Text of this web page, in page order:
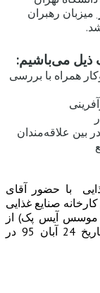
میزبان رهبران
ذيل می‌باشیم:
همراه با بررسی
بین علاقه‌مندان
با حضور آقای
صنایع غذایی
موسس آیس پک) از
سوی کانون دانش آموختگان کارآفرینی در تاریخ 24 آبان 95 در